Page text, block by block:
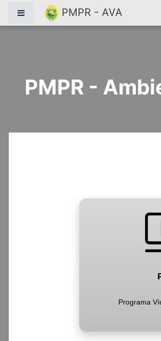
Ir para o conteúdo principal
Painel lateralPMPR - AVA
PMPR -
Programa